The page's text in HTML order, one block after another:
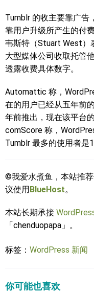
Tumblr 的收主要靠广告
靠用户升级所产生的付
韦斯特（Stuart West）
大型媒体公司收取托管
透露收费具体数字。
Automattic 称，
在的用户已经从五年前
年前推出，现在该平台
comScore 称，
Tumblr 最多的使用者是
©我爱水煮鱼，本站推荐
议使用BlueHost。
本站长期承接
「chenduopapa」。
标签： WordPress 新闻
你可能也喜欢